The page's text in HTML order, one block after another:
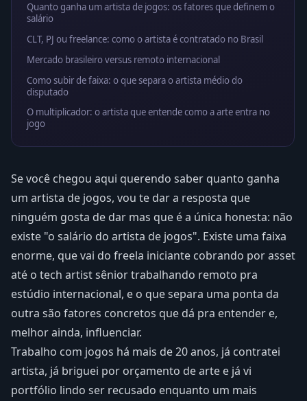
Quanto ganha um artista de jogos: os fatores que definem o
salário
CLT, PJ ou freelance: como o artista é contratado no Brasil
Mercado brasileiro versus remoto internacional
Como subir de faixa: o que separa o artista médio do
disputado
O multiplicador: o artista que entende como a arte entra no
jogo
Se você chegou aqui querendo saber quanto ganha
um artista de jogos, vou te dar a resposta que
ninguém gosta de dar mas que é a única honesta: não
existe "o salário do artista de jogos". Existe uma faixa
enorme, que vai do freela iniciante cobrando por asset
até o tech artist sênior trabalhando remoto pra
estúdio internacional, e o que separa uma ponta da
outra são fatores concretos que dá pra entender e,
melhor ainda, influenciar.
Trabalho com jogos há mais de 20 anos, já contratei
artista, já briguei por orçamento de arte e já vi
portfólio lindo ser recusado enquanto um mais